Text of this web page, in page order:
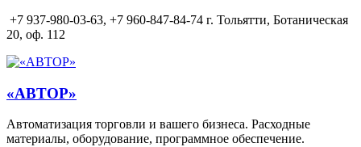
Перейти
к
+7 937-980-03-63, +7 960-847-84-74 г. Тольятти, Ботаническая
20, оф. 112
«АВТОР»
Автоматизация торговли и вашего бизнеса. Расходные
материалы, оборудование, программное обеспечение.